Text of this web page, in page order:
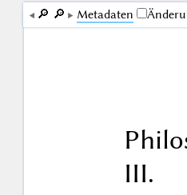
🔎︎ 🔎︎ Me­ta­da­ten
III.